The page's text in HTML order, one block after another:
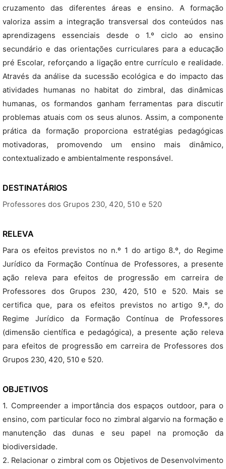
cruzamento das diferentes áreas e ensino. A formação
valoriza assim a integração transversal dos conteúdos nas
aprendizagens essenciais desde o 1.º ciclo ao ensino
secundário e das orientações curriculares para a educação
pré Escolar, reforçando a ligação entre currículo e realidade.
Através da análise da sucessão ecológica e do impacto das
atividades humanas no habitat do zimbral, das dinâmicas
humanas, os formandos ganham ferramentas para discutir
problemas atuais com os seus alunos. Assim, a componente
prática da formação proporciona estratégias pedagógicas
motivadoras, promovendo um ensino mais dinâmico,
contextualizado e ambientalmente responsável.
DESTINATÁRIOS
Professores dos Grupos 230, 420, 510 e 520
RELEVA
Para os efeitos previstos no n.º 1 do artigo 8.º, do Regime
Jurídico da Formação Contínua de Professores, a presente
ação releva para efeitos de progressão em carreira de
Professores dos Grupos 230, 420, 510 e 520. Mais se
certifica que, para os efeitos previstos no artigo 9.º, do
Regime Jurídico da Formação Contínua de Professores
(dimensão científica e pedagógica), a presente ação releva
para efeitos de progressão em carreira de Professores dos
Grupos 230, 420, 510 e 520.
OBJETIVOS
1. Compreender a importância dos espaços outdoor, para o
ensino, com particular foco no zimbral algarvio na formação e
manutenção das dunas e seu papel na promoção da
biodiversidade.
2. Relacionar o zimbral com os Objetivos de Desenvolvimento